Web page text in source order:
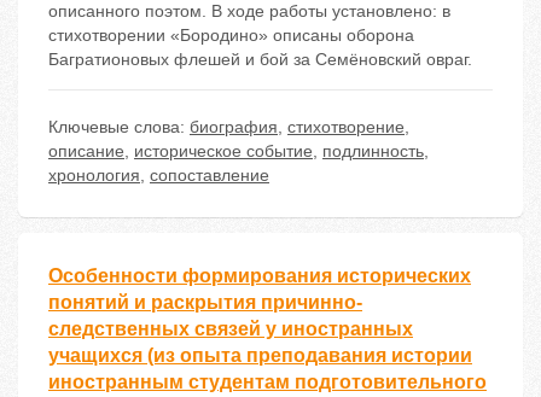
описанного поэтом. В ходе работы установлено: в
стихотворении «Бородино» описаны оборона
Багратионовых флешей и бой за Семёновский овраг.
Ключевые слова: биография, стихотворение,
описание, историческое событие, подлинность,
хронология, сопоставление
Особенности формирования исторических
понятий и раскрытия причинно-
следственных связей у иностранных
учащихся (из опыта преподавания истории
иностранным студентам подготовительного